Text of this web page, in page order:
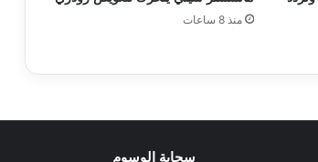
منذ 8 ساعات
سحابة الوسوم